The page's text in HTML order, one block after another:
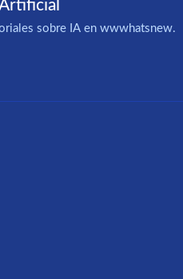
sobre IA en wwwhatsnew.